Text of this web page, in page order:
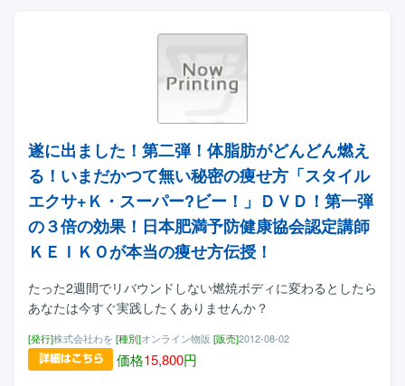
遂に出ました！第二弾！体脂肪がどんどん燃え
る！いまだかつて無い秘密の痩せ方「スタイル
エクサ+Ｋ・スーパー?ビー！」ＤＶＤ！第一弾
の３倍の効果！日本肥満予防健康協会認定講師
ＫＥＩＫＯが本当の痩せ方伝授！
たった2週間でリバウンドしない燃焼ボディに変わるとしたら
あなたは今すぐ実践したくありませんか？
[発行]株式会社わを [種別]オンライン物販 [販売]2012-08-02
価格15,800円